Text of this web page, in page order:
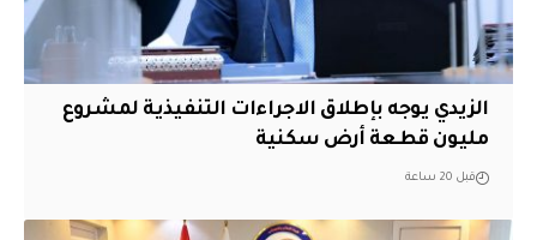
الزيدي يوجه بإطلاق الاجراءات التنفيذية لمشروع
مليون قطعة أرض سكنية
قبل 20 ساعة